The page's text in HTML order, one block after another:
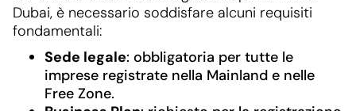
Dubai, è necessario soddisfare alcuni requisiti
fondamentali:
Sede legale: obbligatoria per tutte le
imprese registrate nella Mainland e nelle
Free Zone.